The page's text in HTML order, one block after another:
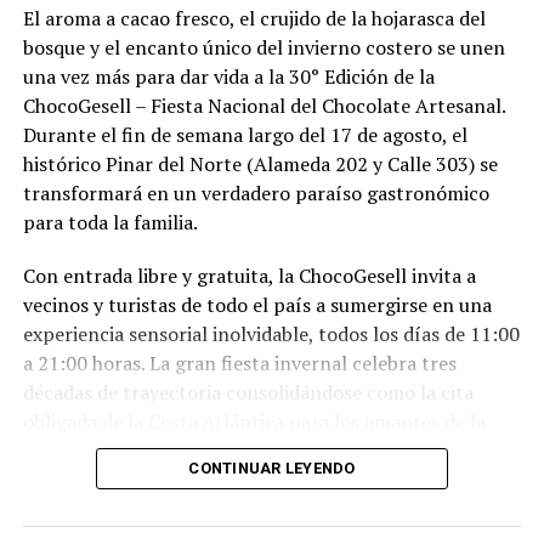
El aroma a cacao fresco, el crujido de la hojarasca del
bosque y el encanto único del invierno costero se unen
una vez más para dar vida a la 30° Edición de la
ChocoGesell – Fiesta Nacional del Chocolate Artesanal.
Durante el fin de semana largo del 17 de agosto, el
histórico Pinar del Norte (Alameda 202 y Calle 303) se
transformará en un verdadero paraíso gastronómico
para toda la familia.
Con entrada libre y gratuita, la ChocoGesell invita a
vecinos y turistas de todo el país a sumergirse en una
experiencia sensorial inolvidable, todos los días de 11:00
a 21:00 horas. La gran fiesta invernal celebra tres
décadas de trayectoria consolidándose como la cita
buena repostería, el paisaje natural y la tradición
geselina.
Sabores, espectáculos y naturaleza en un solo lugar
CONTINUAR LEYENDO